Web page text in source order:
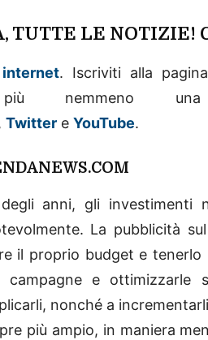
TUTTE LE NOTIZIE!
. Iscriviti alla pagina
più nemmeno
Twitter e YouTube.
anni, gli investimenti
La pubblicità
il proprio budget e
campagne e ottimizzarle
nonché a
più ampio, in maniera